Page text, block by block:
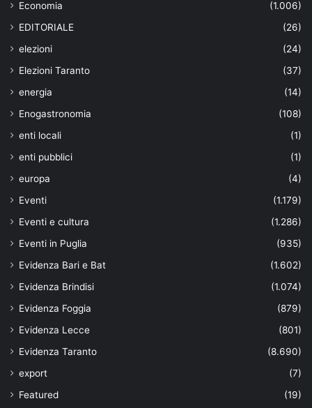
Economia
(1.006)
EDITORIALE
(26)
elezioni
(24)
Elezioni Taranto
(37)
energia
(14)
Enogastronomia
(108)
enti locali
(1)
enti pubblici
(1)
europa
(4)
Eventi
(1.179)
Eventi e cultura
(1.286)
Eventi in Puglia
(935)
Evidenza Bari e Bat
(1.602)
Evidenza Brindisi
(1.074)
Evidenza Foggia
(879)
Evidenza Lecce
(801)
Evidenza Taranto
(8.690)
export
(7)
Featured
(19)